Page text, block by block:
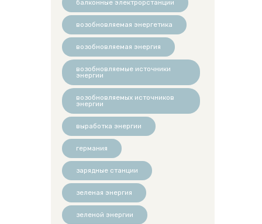
балконные электрорстанции
возобновляемая энергетика
возобновляемая энергия
возобновляемые источники
энергии
возобновляемых источников
энергии
выработка энергии
германия
зарядные станции
зеленая энергия
зеленой энергии